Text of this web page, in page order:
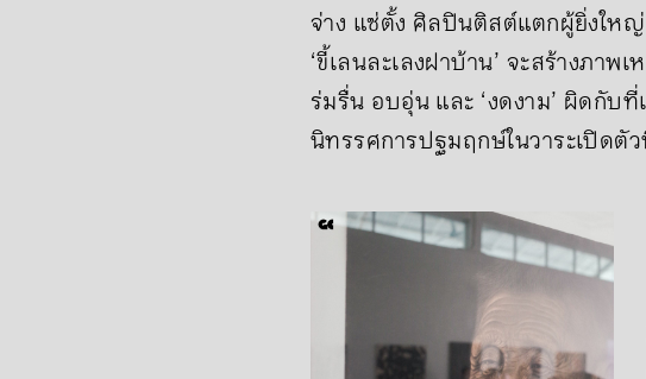
จ่าง แซ่ตั้ง ศิลปินติสต์แตกผู้ยิ่งให
‘ขี้เลนละเลงฝาบ้าน’ จะสร้างภา
ร่มรื่น อบอุ่น และ ‘งดงาม’ ผิดกับ
นิทรรศการปฐมฤกษ์ในวาระเปิด